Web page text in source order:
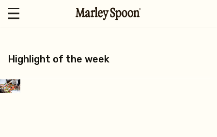
Highlight of the week